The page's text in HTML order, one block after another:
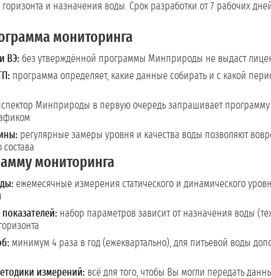
и назначения воды. Срок разработки от 7 рабочих
мониторинга
ВЭ: без утверждённой программы Минприроды не выдаст
программа определяет, какие данные собирать и с какой
Минприроды в первую очередь запрашивает программу
регулярные замеры уровня и качества воды позволяют
мониторинга
ежемесячные измерения статического и динамического
набор параметров зависит от назначения воды
минимум 4 раза в год (ежеквартально), для питьевой воды
измерений: всё для того, чтобы Вы могли передать